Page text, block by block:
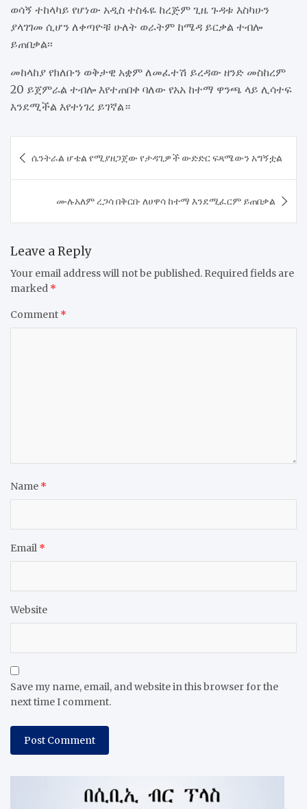
ወሳኝ ተከላካይ የሆነው አዲስ ተስፋዬ ከረጅም ጊዜ ጉዳቱ እስካሁን
ያላገገመ ሲሆን ለቀጣዮቹ ሁለት ወራትም ከሜዳ ይርቃል ተብሎ
ይጠበቃል፡፡
መከላከያ የክለቡን ወቅታዊ አቋም ለመፈተሽ ይረዳው ዘንድ መስከረም
20 ይጀምራል ተብሎ እየተጠበቀ ባለው የአአ ከተማ ዋንጫ ላይ ሊሳተፍ
እንደሚችል እየተነገረ ይገኛል።
navigation
ሴንትራል ሆቴል የሚያዘጋጀው የታዳጊዎች ውድድር ፍጻሜውን አግኝቷል
ሙሉአለም ረጋሳ በቅርቡ ለሀዋሳ ከተማ እንደሚፈርም ይጠበቃል
Leave a Reply
Your email address will not be published. Required fields are
marked *
Comment *
Name *
Email *
Website
Save my name, email, and website in this browser for the
next time I comment.